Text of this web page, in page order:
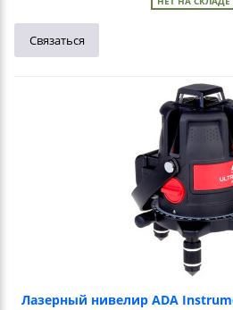
Связаться
Лазерный нивелир ADA